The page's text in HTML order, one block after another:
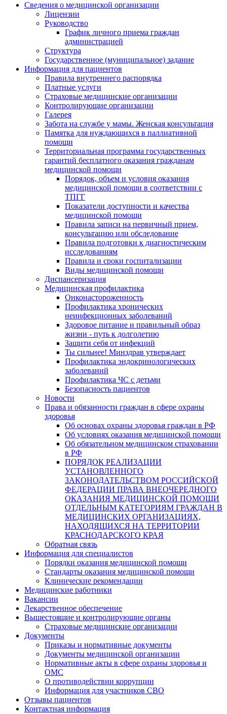
Сведения о медицинской организации
Лицензии
Руководство
График личного приема граждан
администрацией
Структура
Государственное (муниципальное) задание
Информация для пациентов
Правила внутреннего распорядка
Платные услуги
Страховые медицинские организации
Контролирующие организации
Галерея
Забота на службе у мамы. Женская консультация
Памятка для нуждающихся в паллиативной
помощи
Территориальная программа государственных
гарантий бесплатного оказания гражданам
медицинской помощи
Порядок, объем и условия оказания
медицинской помощи в соответствии с
ТПГГ
Показатели доступности и качества
медицинской помощи
Правила записи на первичный прием,
консультацию или обследование
Правила подготовки к диагностическим
исследованиям
Правила и сроки госпитализации
Виды медицинской помощи
Диспансеризация
Медицинская профилактика
Онконастороженность
Профилактика хронических
неинфекционных заболеваний
Здоровое питание и правильный образ
жизни - путь к долголетию
Защити себя от инфекций
Ты сильнее! Минздрав утверждает
Профилактика эндокринологических
заболеваний
Профилактика ЧС с детьми
Безопасность пациентов
Новости
Права и обязанности граждан в сфере охраны
здоровья
Об основах охраны здоровья граждан в РФ
Об условиях оказания медицинской помощи
Об обязательном медицинском страховании
в РФ
ПОРЯДОК РЕАЛИЗАЦИИ
УСТАНОВЛЕННОГО
ЗАКОНОДАТЕЛЬСТВОМ РОССИЙСКОЙ
ФЕДЕРАЦИИ ПРАВА ВНЕОЧЕРЕДНОГО
ОКАЗАНИЯ МЕДИЦИНСКОЙ ПОМОЩИ
ОТДЕЛЬНЫМ КАТЕГОРИЯМ ГРАЖДАН В
МЕДИЦИНСКИХ ОРГАНИЗАЦИЯХ,
НАХОДЯЩИХСЯ НА ТЕРРИТОРИИ
КРАСНОДАРСКОГО КРАЯ
Обратная связь
Информация для специалистов
Порядки оказания медицинской помощи
Стандарты оказания медицинской помощи
Клинические рекомендации
Медицинские работники
Вакансии
Лекарственное обеспечение
Вышестоящие и контролирующие органы
Страховые медицинские организации
Документы
Приказы и нормативные документы
Документы медицинской организации
Нормативные акты в сфере охраны здоровья и
ОМС
О противодействии коррупции
Информация для участников СВО
Отзывы пациентов
Контактная информация